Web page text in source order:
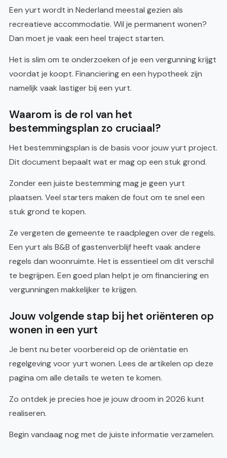
Een yurt wordt in Nederland meestal gezien als
recreatieve accommodatie. Wil je permanent wonen?
Dan moet je vaak een heel traject starten.
Het is slim om te onderzoeken of je een vergunning krijgt
voordat je koopt. Financiering en een hypotheek zijn
namelijk vaak lastiger bij een yurt.
Waarom is de rol van het
bestemmingsplan zo cruciaal?
Het bestemmingsplan is de basis voor jouw yurt project.
Dit document bepaalt wat er mag op een stuk grond.
Zonder een juiste bestemming mag je geen yurt
plaatsen. Veel starters maken de fout om te snel een
stuk grond te kopen.
Ze vergeten de gemeente te raadplegen over de regels.
Een yurt als B&B of gastenverblijf heeft vaak andere
regels dan woonruimte. Het is essentieel om dit verschil
te begrijpen. Een goed plan helpt je om financiering en
vergunningen makkelijker te krijgen.
Jouw volgende stap bij het oriënteren op
wonen in een yurt
Je bent nu beter voorbereid op de oriëntatie en
regelgeving voor yurt wonen. Lees de artikelen op deze
pagina om alle details te weten te komen.
Zo ontdek je precies hoe je jouw droom in 2026 kunt
realiseren.
Begin vandaag nog met de juiste informatie verzamelen.